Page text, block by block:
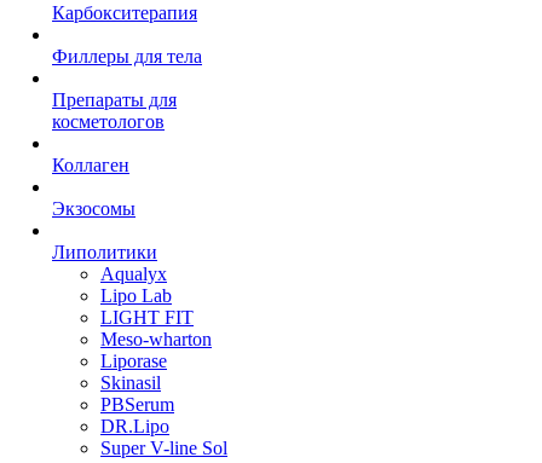
Карбокситерапия
Филлеры для тела
Препараты для
косметологов
Коллаген
Экзосомы
Липолитики
Aqualyx
Lipo Lab
LIGHT FIT
Meso-wharton
Liporase
Skinasil
PBSerum
DR.Lipo
Super V-line Sol